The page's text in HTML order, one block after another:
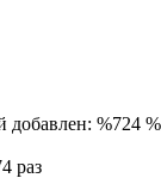
%724
раз